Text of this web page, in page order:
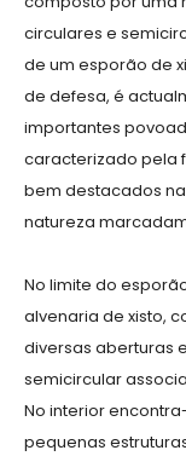
circulares e
de um esporão de
de defesa, é
importantes
caracterizado pela
bem destacados
natureza
No limite do
alvenaria de xisto,
diversas aberturas
semicircular
No interior
pequenas